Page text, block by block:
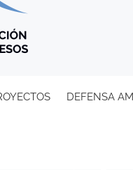
DEFENSA